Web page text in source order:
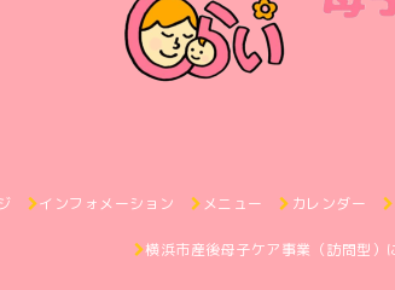
インフォメーション メニュー カレンダー
横浜市産後母子ケア事業（訪問型）